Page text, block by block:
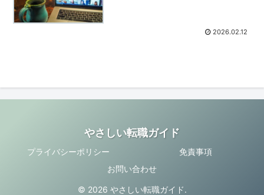
2026.02.12
やさしい転職ガイド
プライバシーポリシー
免責事項
お問い合わせ
© 2026 やさしい転職ガイド.